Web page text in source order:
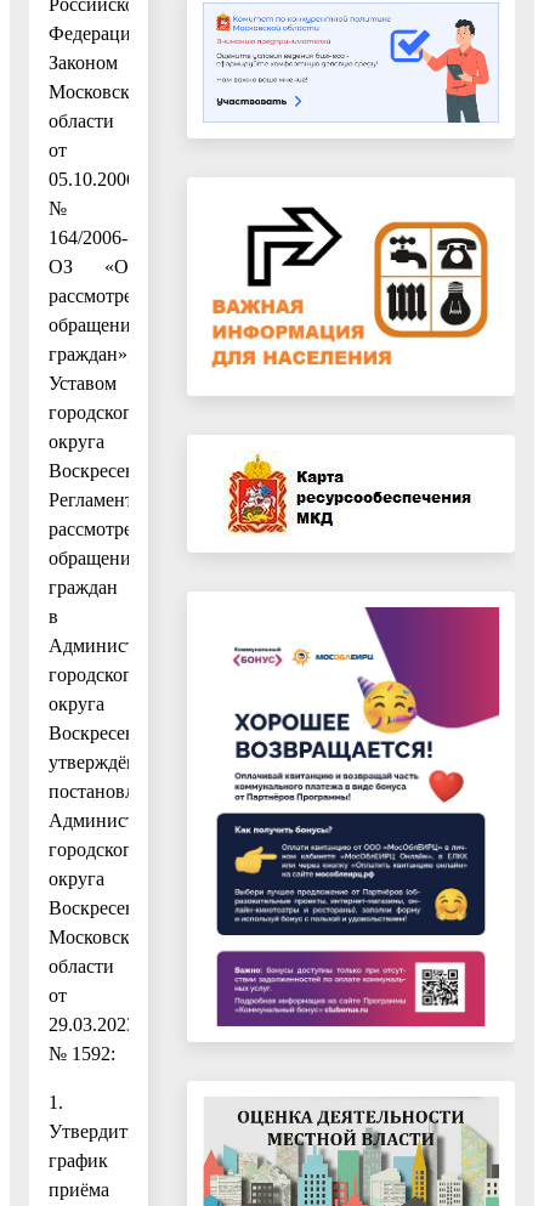
Федерации»,
Законом
Московской
области
от
05.10.2006
№
164/2006-
ОЗ «О
рассмотрении
обращений
граждан»,
Уставом
городского
округа
Воскресенск,
Регламентом
рассмотрения
обращений
граждан
в
Администрации
городского
округа
Воскресенск,
утверждённым
постановлением
Администрации
городского
округа
Воскресенск
Московской
области
от
29.03.2023
№ 1592:
1.
Утвердить
график
приёма